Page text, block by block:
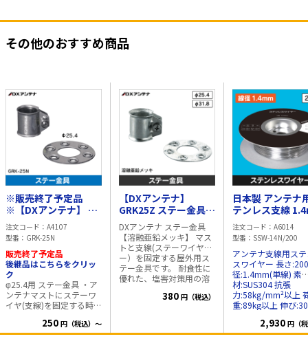
その他のおすすめ商品
※販売終了予定品
※【DXアンテナ】 ス
テー金具 直径
φ25.4mm用 GRK-
25N (アンテナマスト
固定に)
注文コード
A4107
型番
GRK-25N
販売終了予定品
後継品はこちらをクリッ
ク
φ25.4用 ステー金具 ・ア
ンテナマストにステーワ
イヤ(支線)を固定する時に
スト用 ・電気亜鉛メッキ
仕様 DXアンテナ GRK-
250 円（税込）～
【DXアンテナ】
GRK25Z ステー金具
【溶融亜鉛メッキ】
(φ25.4mm用)
DXアンテナ ステー金具
【溶融亜鉛メッキ】 マス
トと支線(ステーワイヤ
ー）を固定する屋外用ス
テー金具です。 耐食性に
優れた、塩害対策用の溶
仕様・規格 ・材質： ステ
380 円（税込）
日本製 アンテナ
テンレス支線
200m巻 (単線)
注文コード
A6014
型番
SSW-14N/200
アンテナ支線用ス
スワイヤー 長さ:200m 線
径:1.4mm(単線) 素
材:SUS304 抗張
力:58kg/mm²以上
重:89kg以上 伸び
ステンレスワイヤ
す。 日本製
2,930 円（